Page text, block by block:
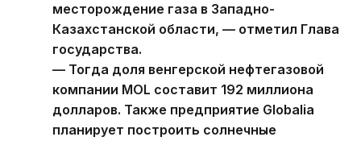
месторождение газа в Западно-
Казахстанской области, — отметил Глава
государства.
— Тогда доля венгерской нефтегазовой
компании MOL составит 192 миллиона
долларов. Также предприятие Globalia
планирует построить солнечные